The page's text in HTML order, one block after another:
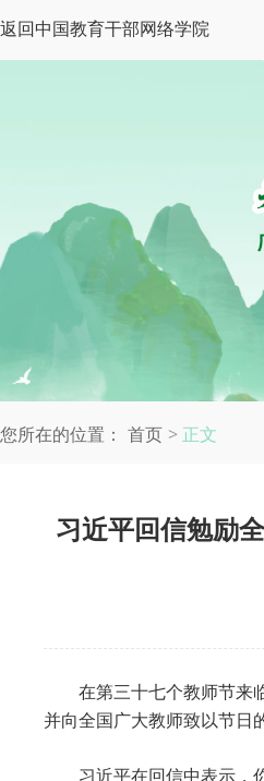
返回中国教育干部网络学院
您所在的位置： 首页 正文
习近平回信勉励
在第三十七个教师节来
并向全国广大教师致以节日
习近平在回信中表示，